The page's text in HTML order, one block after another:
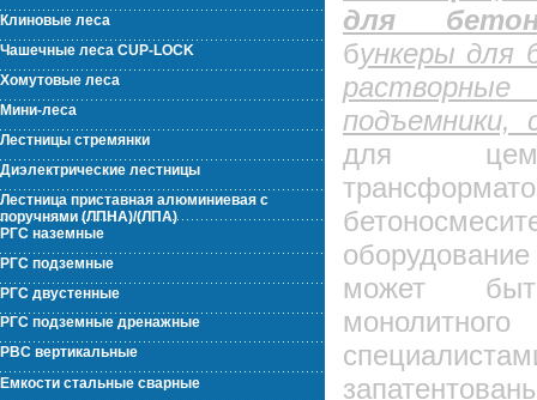
Клиновые леса
Чашечные леса CUP-LOCK
Хомутовые леса
Мини-леса
Лестницы стремянки
Диэлектрические лестницы
Лестница приставная алюминиевая с
поручнями (ЛПНА)/(ЛПА)
РГС наземные
РГС подземные
РГС двустенные
РГС подземные дренажные
РВС вертикальные
Емкости стальные сварные
для
бункеры для
для
может